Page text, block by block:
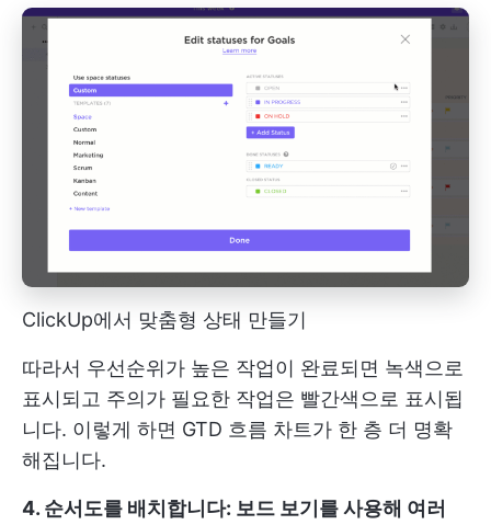
ClickUp에서 맞춤형 상태 만들기
따라서 우선순위가 높은 작업이 완료되면 녹색으로
표시되고 주의가 필요한 작업은 빨간색으로 표시됩
니다. 이렇게 하면 GTD 흐름 차트가 한 층 더 명확
해집니다.
4. 순서도를 배치합니다: 보드 보기를 사용해 여러